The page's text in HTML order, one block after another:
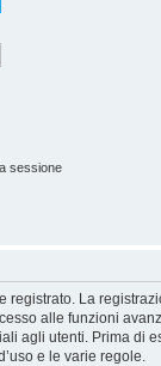
sessione
registrato. La
alle funzioni
agli utenti. Prima di
e le varie regole.